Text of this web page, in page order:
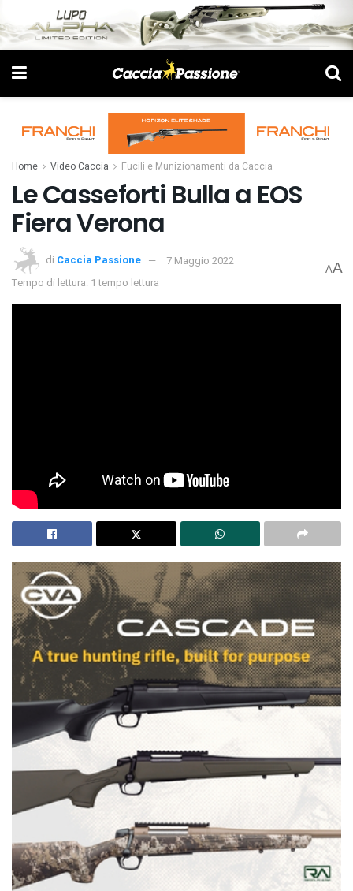
Home Video Caccia Fucili e Munizionamenti da Caccia
Le Casseforti Bulla a EOS
Fiera Verona
di Caccia Passione
7 Maggio 2022
Tempo di lettura: 1 tempo lettura
AA